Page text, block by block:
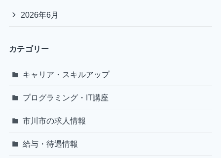
2026年6月
カテゴリー
キャリア・スキルアップ
プログラミング・IT講座
市川市の求人情報
給与・待遇情報